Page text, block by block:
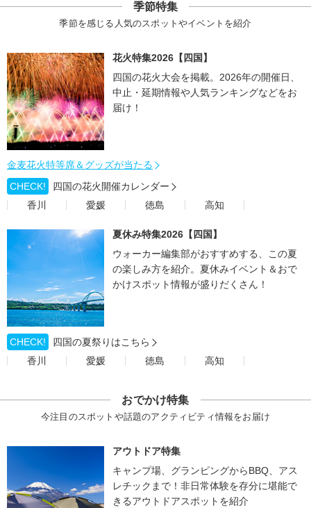
季節特集
季節を感じる人気のスポットやイベントを紹介
花火特集2026【四国】
四国の花火大会を掲載。2026年の開催日、
中止・延期情報や人気ランキングなどをお
届け！
金麦花火特等席＆グッズが当たる
CHECK!
四国の花火開催カレンダー
香川
愛媛 徳島 高知
夏休み特集2026【四国】
ウォーカー編集部がおすすめする、この夏
の楽しみ方を紹介。夏休みイベント＆おで
かけスポット情報が盛りだくさん！
CHECK!
四国の夏祭りはこちら
香川
愛媛 徳島 高知
おでかけ特集
今注目のスポットや話題のアクティビティ情報をお届け
アウトドア特集
キャンプ場、グランピングからBBQ、アス
レチックまで！非日常体験を存分に堪能で
きるアウトドアスポットを紹介